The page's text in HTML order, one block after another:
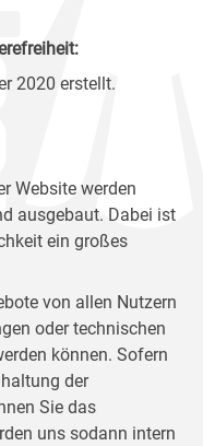
2020 erstellt.
Website werden
ausgebaut. Dabei ist
ein großes
von allen Nutzern
oder technischen
können. Sofern
der
Sie das
uns sodann intern